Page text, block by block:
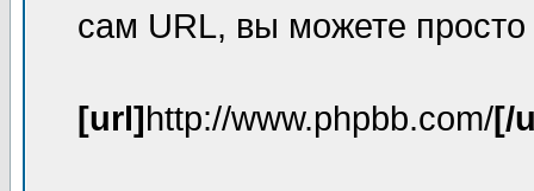
сам URL, вы можете
[url]http://www.phpbb.com/[/